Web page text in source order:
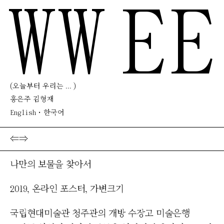
WW EE
(오늘부터 우리는 ... )
홍은주 김형재
English
한국어
⇐⇒
나만의 보물을 찾아서
2019, 온라인 포스터, 가변크기
국립현대미술관 청주관의 개방 수장고 미술은행